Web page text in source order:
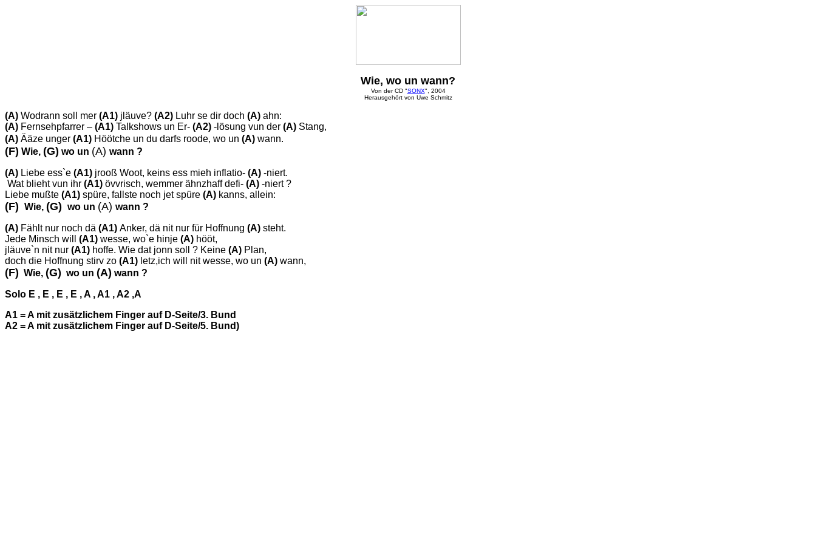
Wie, wo un wann?
Von der CD "SONX", 2004
Herausgehört von Uwe Schmitz
(A) Wodrann soll mer (A1) jläuve? (A2) Luhr se dir doch (A) ahn:
(A) Fernsehpfarrer – (A1) Talkshows un Er- (A2) -lösung vun der (A) Stang,
(A) Ääze unger (A1) Höötche un du darfs roode, wo un (A) wann.
(F) Wie, (G) wo un (A) wann ?
(A) Liebe ess`e (A1) jrooß Woot, keins ess mieh inflatio- (A) -niert.
Wat blieht vun ihr (A1) övvrisch, wemmer ähnzhaff defi- (A) -niert ?
Liebe mußte (A1) spüre, fallste noch jet spüre (A) kanns, allein:
(F) Wie, (G) wo un (A) wann ?
(A) Fählt nur noch dä (A1) Anker, dä nit nur für Hoffnung (A) steht.
Jede Minsch will (A1) wesse, wo`e hinje (A) hööt,
jläuve`n nit nur (A1) hoffe. Wie dat jonn soll ? Keine (A) Plan,
doch die Hoffnung stirv zo (A1) letz,ich will nit wesse, wo un (A) wann,
(F) Wie, (G) wo un (A) wann ?
Solo E , E , E , E , A , A1 , A2 ,A
A1 = A mit zusätzlichem Finger auf D-Seite/3. Bund
A2 = A mit zusätzlichem Finger auf D-Seite/5. Bund)